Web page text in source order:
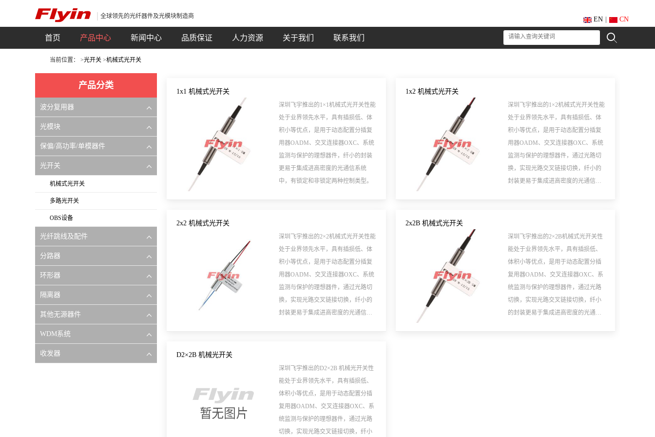
全球领先的光纤器件及光模块制造商 EN CN
首页 产品中心 新闻中心 品质保证 人力资源 关于我们 联系我们
当前位置： >光开关 >机械式光开关
产品分类
波分复用器
光模块
保偏/高功率/单模器件
光开关
机械式光开关
多路光开关
OBS设备
光纤跳线及配件
分路器
环形器
隔离器
其他无源器件
WDM系统
收发器
1x1 机械式光开关
深圳飞宇推出的1×1机械式光开关性能
处于业界领先水平，具有插损低、体
积小等优点，是用于动态配置分插复
用器OADM、交叉连接器OXC、系统
监测与保护的理想器件，纤小的封装
更易于集成进高密度的光通信系统
中，有锁定和非锁定两种控制类型。
1x2 机械式光开关
深圳飞宇推出的1×2机械式光开关性能
处于业界领先水平，具有插损低、体
积小等优点，是用于动态配置分插复
用器OADM、交叉连接器OXC、系统
监测与保护的理想器件，通过光路切
换，实现光路交叉链接切换，纤小的
封装更易于集成进高密度的光通信系
2x2 机械式光开关
深圳飞宇推出的2×2机械式光开关性能
处于业界领先水平，具有插损低、体
积小等优点，是用于动态配置分插复
用器OADM、交叉连接器OXC、系统
监测与保护的理想器件，通过光路切
换，实现光路交叉链接切换，纤小的
封装更易于集成进高密度的光通信系
2x2B 机械式光开关
深圳飞宇推出的2×2B机械式光开关性
能处于业界领先水平，具有插损低、
体积小等优点，是用于动态配置分插
复用器OADM、交叉连接器OXC、系
统监测与保护的理想器件，通过光路
切换，实现光路交叉链接切换，纤小
的封装更易于集成进高密度的光通信
D2×2B 机械光开关
深圳飞宇推出的D2×2B 机械光开关性
能处于业界领先水平，具有插损低、
体积小等优点，是用于动态配置分插
复用器OADM、交叉连接器OXC、系
统监测与保护的理想器件，通过光路
切换，实现光路交叉链接切换，纤小